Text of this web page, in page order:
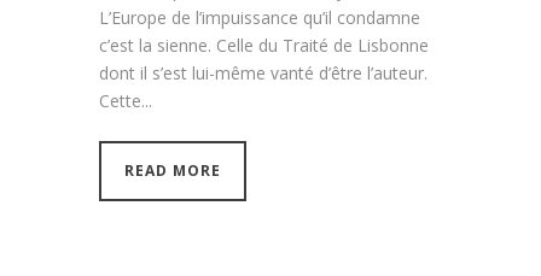
L’Europe de l’impuissance qu’il condamne
c’est la sienne. Celle du Traité de Lisbonne
dont il s’est lui-même vanté d’être l’auteur.
Cette...
READ MORE